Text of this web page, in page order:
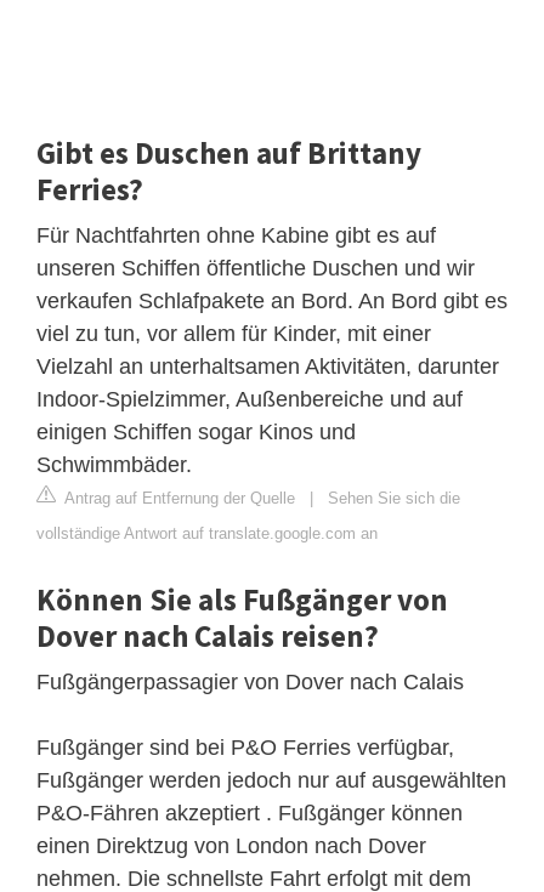
Gibt es Duschen auf Brittany
Ferries?
Für Nachtfahrten ohne Kabine gibt es auf
unseren Schiffen öffentliche Duschen und wir
verkaufen Schlafpakete an Bord. An Bord gibt es
viel zu tun, vor allem für Kinder, mit einer
Vielzahl an unterhaltsamen Aktivitäten, darunter
Indoor-Spielzimmer, Außenbereiche und auf
einigen Schiffen sogar Kinos und
Schwimmbäder.
Antrag auf Entfernung der Quelle | Sehen Sie sich die
vollständige Antwort auf translate.google.com an
Können Sie als Fußgänger von
Dover nach Calais reisen?
Fußgängerpassagier von Dover nach Calais
Fußgänger sind bei P&O Ferries verfügbar,
Fußgänger werden jedoch nur auf ausgewählten
P&O-Fähren akzeptiert . Fußgänger können
einen Direktzug von London nach Dover
nehmen. Die schnellste Fahrt erfolgt mit dem